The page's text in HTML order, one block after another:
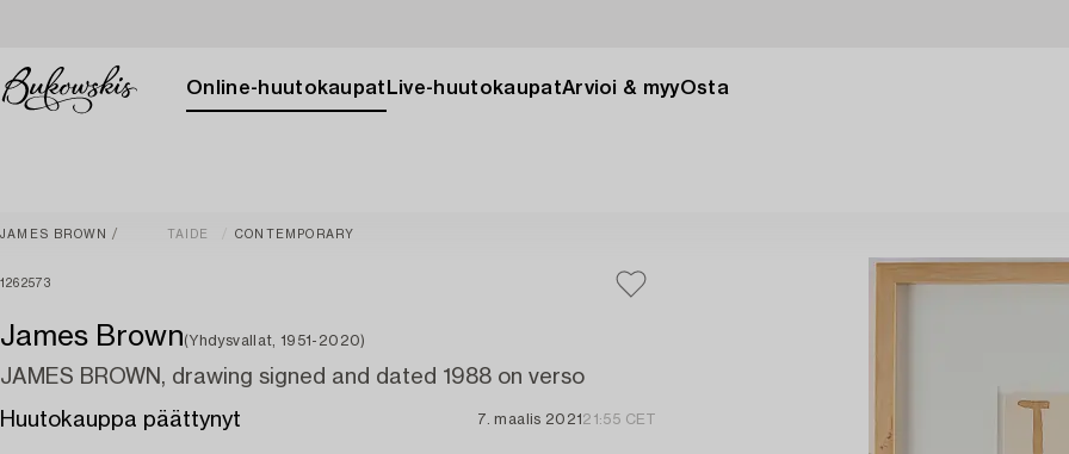
Online-huutokaupat Live-huutokaupatArvioi & myyOsta
JAMES BROWN TAIDE CONTEMPORARY
1262573
James Brown(Yhdysvallat, 1951-2020)
JAMES BROWN, drawing signed and dated 1988 on verso
Huutokauppa päättynyt
7. maalis 2021 21:55 CET